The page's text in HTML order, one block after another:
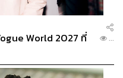
World 2027 ที่
...